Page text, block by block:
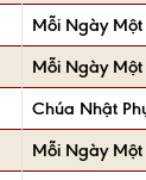
Mỗi Ngày
Mỗi Ngày
Chúa Nhật
Mỗi Ngày